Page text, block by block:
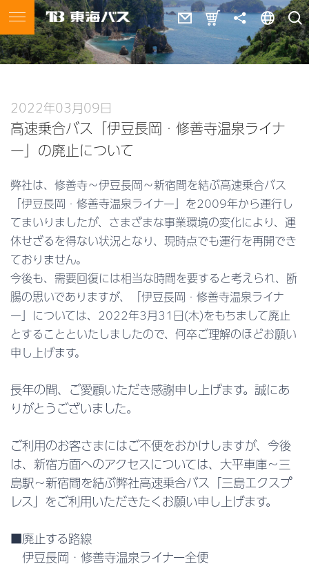
東海バス
MENU
トップ
運賃・経路検索
交通系ICカードのご案内 定期券・回数券
割引運賃 お得な乗車券
路線図
熱海市内名所めぐり「湯～
ラッピングバス 西伊豆特急・快速バス
「修善寺駅～八丁池口」路
順天堂病院直通バス
タルチケット)
三島エクスプレス（三島 ⇔
新宿）
三島羽田シャトル（三島 ⇔
横浜・羽田空港・国際展示
場）
貸切バスお見積りフォーム
2022年03月09日
高速乗合バス「伊豆長岡・修善寺温泉ライナ
ー」の廃止について
弊社は、修善寺～伊豆長岡～新宿間を結ぶ高速乗合バス
「伊豆長岡・修善寺温泉ライナー」を2009年から運行し
てまいりましたが、さまざまな事業環境の変化により、運
休せざるを得ない状況となり、現時点でも運行を再開でき
ておりません。
今後も、需要回復には相当な時間を要すると考えられ、断
腸の思いでありますが、「伊豆長岡・修善寺温泉ライナ
ー」については、2022年3月31日(木)をもちまして廃止
とすることといたしましたので、何卒ご理解のほどお願い
申し上げます。
長年の間、ご愛顧いただき感謝申し上げます。誠にあ
りがとうございました。
ご利用のお客さまにはご不便をおかけしますが、今後
は、新宿方面へのアクセスについては、大平車庫～三
島駅～新宿間を結ぶ弊社高速乗合バス「三島エクスプ
レス」をご利用いただきたくお願い申し上げます。
■廃止する路線
伊豆長岡・修善寺温泉ライナー全便